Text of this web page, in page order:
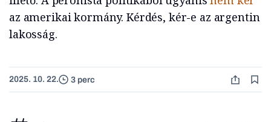
az amerikai kormány. Kérdés, kér-e az argentin
lakosság.
2025. 10. 22. 3 perc